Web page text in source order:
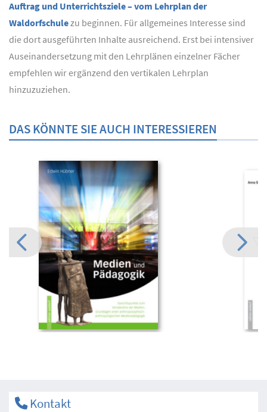
Auftrag und Unterrichtsziele – vom Lehrplan der
Waldorfschule zu beginnen. Für allgemeines Interesse sind
die dort ausgeführten Inhalte ausreichend. Erst bei intensiver
Auseinandersetzung mit den Lehrplänen einzelner Fächer
empfehlen wir ergänzend den vertikalen Lehrplan
hinzuzuziehen.
DAS KÖNNTE SIE AUCH INTERESSIEREN
Kontakt